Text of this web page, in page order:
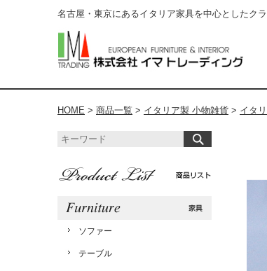
名古屋・東京にあるイタリア家具を中心としたク
HOME > 商品一覧 > イタリア製 小物雑貨 > イタ
ソファー
テーブル